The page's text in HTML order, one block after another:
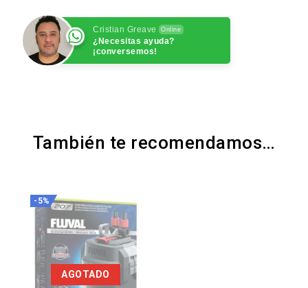
Cristian Greave Online
¿Necesitas ayuda?
¡conversemos!
También te recomendamos…
AGOTADO
-5%